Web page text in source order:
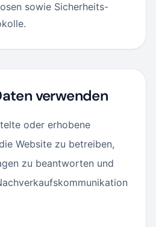
sowie Sicherheits-
verwenden
oder erhobene
Website zu betreiben,
zu beantworten und